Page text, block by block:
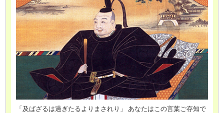
「及ばざるは過ぎたるよりまされり」 あなたはこの言葉ご存知で